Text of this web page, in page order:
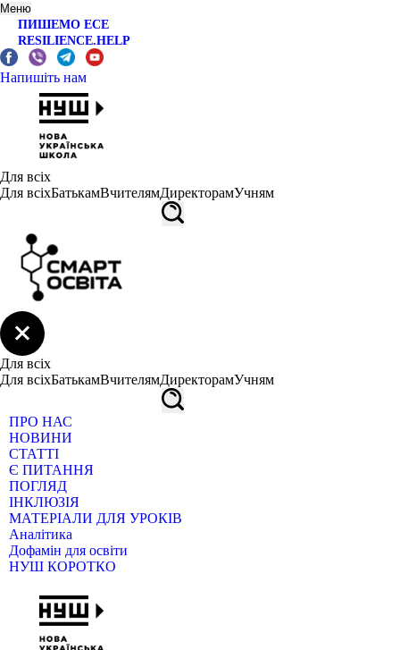
Меню
ПИШЕМО ЕСЕ
RESILIENCE.HELP
Напишіть нам
Для всіх
Для всіхБатькамВчителямДиректорамУчням
Для всіх
Для всіхБатькамВчителямДиректорамУчням
ПРО НАС
НОВИНИ
СТАТТІ
Є ПИТАННЯ
ПОГЛЯД
ІНКЛЮЗІЯ
МАТЕРІАЛИ ДЛЯ УРОКІВ
Аналітика
Дофамін для освіти
НУШ КОРОТКО